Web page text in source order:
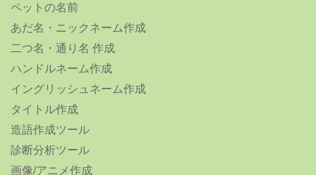
ペットの名前
あだ名・ニックネーム作成
二つ名・通り名 作成
ハンドルネーム作成
イングリッシュネーム作成
タイトル作成
造語作成ツール
診断分析ツール
画像/アニメ作成